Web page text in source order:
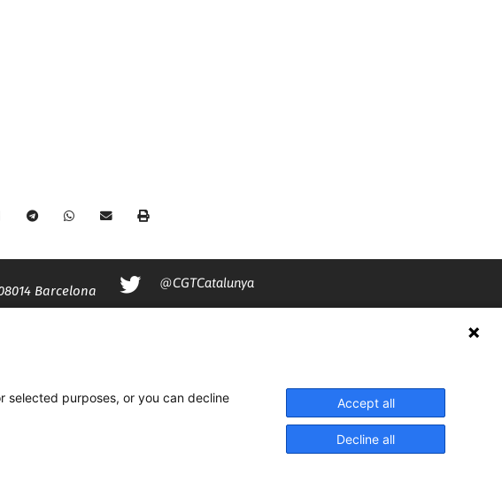
Barcelona
@CGTCatalunya
selected purposes, or you can decline
Accept all
Decline all